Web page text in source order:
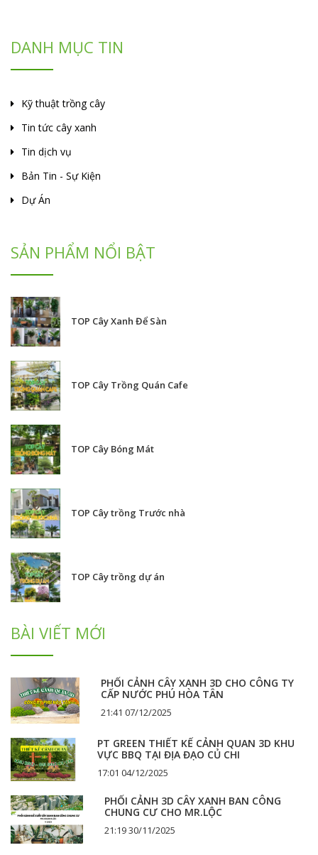
DANH MỤC TIN
Kỹ thuật trồng cây
Tin tức cây xanh
Tin dịch vụ
Bản Tin - Sự Kiện
Dự Án
SẢN PHẨM NỔI BẬT
TOP Cây Xanh Để Sàn
TOP Cây Trồng Quán Cafe
TOP Cây Bóng Mát
TOP Cây trồng Trước nhà
TOP Cây trồng dự án
BÀI VIẾT MỚI
PHỐI CẢNH CÂY XANH 3D CHO CÔNG TY
CẤP NƯỚC PHÚ HÒA TÂN
21:41 07/12/2025
PT GREEN THIẾT KẾ CẢNH QUAN 3D KHU
VỰC BBQ TẠI ĐỊA ĐẠO CỦ CHI
17:01 04/12/2025
PHỐI CẢNH 3D CÂY XANH BAN CÔNG
CHUNG CƯ CHO MR.LỘC
21:19 30/11/2025